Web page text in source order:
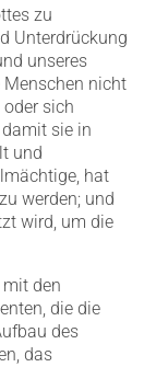
zu
Unterdrückung
unseres
Menschen nicht
sich
sie in
und
hat
werden; und
wird, um die
den
, die die
des
das